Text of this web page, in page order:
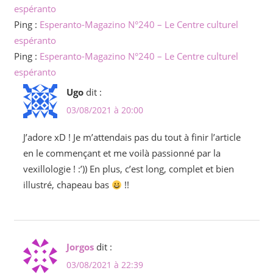
espéranto
Ping : Esperanto-Magazino N°240 – Le Centre culturel
espéranto
Ping : Esperanto-Magazino N°240 – Le Centre culturel
espéranto
Ugo dit :
03/08/2021 à 20:00
J’adore xD ! Je m’attendais pas du tout à finir l’article
en le commençant et me voilà passionné par la
vexillologie ! :’)) En plus, c’est long, complet et bien
illustré, chapeau bas
!!
Jorgos dit :
03/08/2021 à 22:39